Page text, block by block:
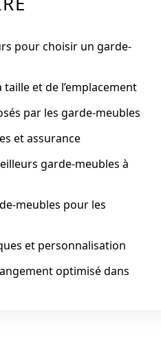
pour choisir un garde-
taille et de l’emplacement
par les garde-meubles
et assurance
garde-meubles à
meubles pour les
et personnalisation
optimisé dans